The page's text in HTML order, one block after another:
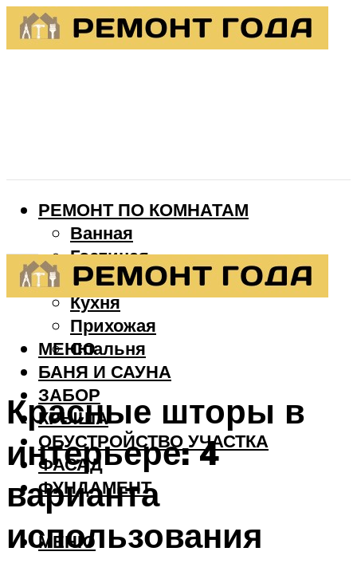
РЕМОНТ ПО КОМНАТАМ
Ванная
Гостиная
Детская
Кухня
Прихожая
Спальня
БАНЯ И САУНА
ЗАБОР
КРЫША
ОБУСТРОЙСТВО УЧАСТКА
ФАСАД
ФУНДАМЕНТ
МЕНЮ
МЕНЮ
Красные шторы в
интерьере: 4
варианта
использования